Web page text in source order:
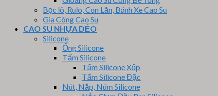
Bọc lô, Rulo, Con Lăn, Bánh Xe Cao Su
Gia Công Cao Su
CAO SU NHỰA DẺO
Silicone
Ống Silicone
Tấm Silicone
Tấm Silicone Xốp
Tấm Silicone Đặc
Nút, Nắp, Núm Silicone